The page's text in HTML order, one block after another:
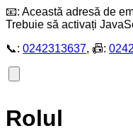
📧: Această adresă de
Trebuie să activați
📞: 0242313637, 📠:
Rolul